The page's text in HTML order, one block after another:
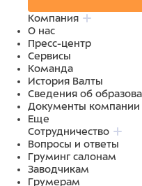
Компания
О нас
Пресс-центр
Сервисы
Команда
История Валты
Сведения об
Документы компании
Еще
Сотрудничество
Вопросы и ответы
Груминг салонам
Заводчикам
Грумерам